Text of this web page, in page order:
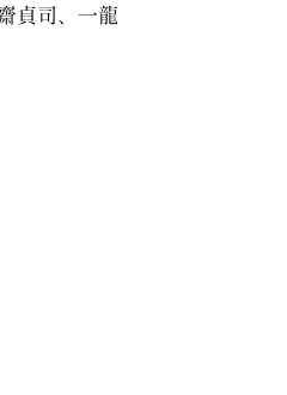
貞司、一龍